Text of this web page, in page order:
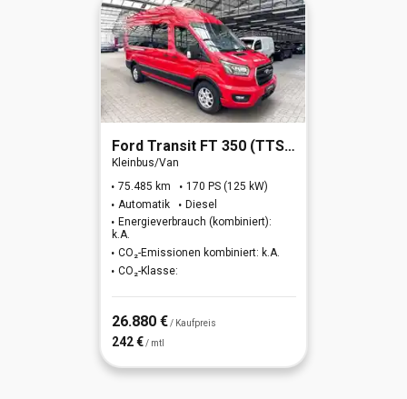
Ford Transit FT 350 (TTS) 2.0 TDCi DPF 350 L3 H2 Trend
Kleinbus/Van
75.485 km
170 PS (125 kW)
Automatik
Diesel
Energieverbrauch (kombiniert):
k.A.
CO₂-Emissionen kombiniert: k.A.
CO₂-Klasse:
26.880 € / Kaufpreis
242 € / mtl